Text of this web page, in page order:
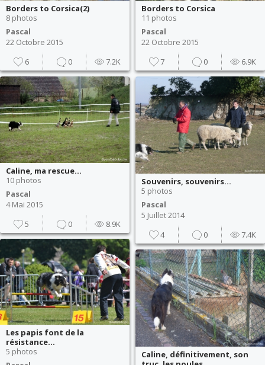
Borders to Corsica(2)
8 photos
Pascal
22 Octobre 2015
6
0 7.2K
Borders to Corsica
11 photos
Pascal
22 Octobre 2015
7
0 6.9K
Caline, ma rescue...
10 photos
Pascal
4 Mai 2015
5
0 8.9K
Souvenirs, souvenirs...
5 photos
Pascal
5 Juillet 2014
4
0 7.4K
Les papis font de la
résistance...
5 photos
Caline, définitivement, son